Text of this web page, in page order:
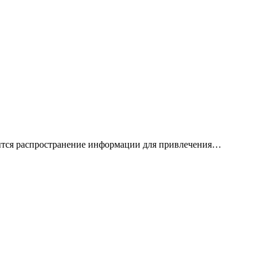
распространение информации для привлечения…